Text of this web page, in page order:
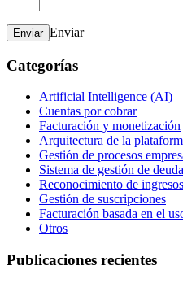
Enviar Enviar
Categorías
Artificial Intelligence (AI)
Cuentas por cobrar
Facturación y monetización
Arquitectura de la
Gestión de procesos
Sistema de gestión de
Reconocimiento de ingresos
Gestión de suscripciones
Facturación basada en el
Otros
Publicaciones recientes